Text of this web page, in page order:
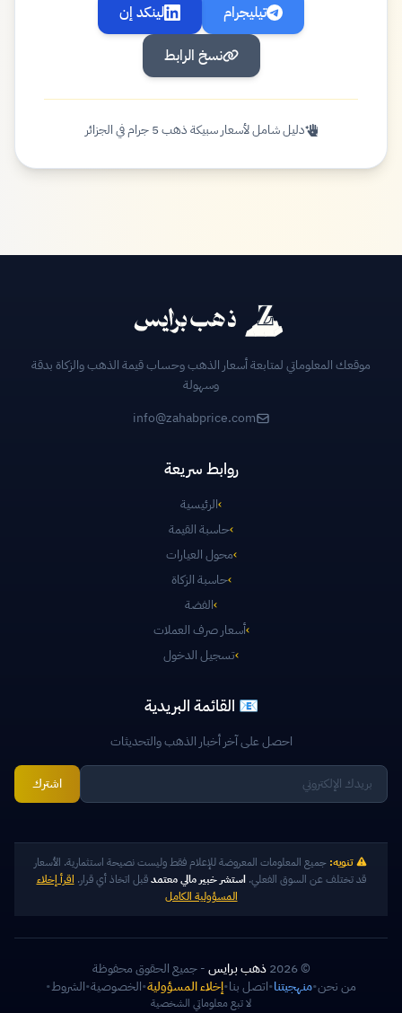
تيليجرام
لينكد إن
نسخ الرابط
دليل شامل لأسعار سبيكة ذهب 5 جرام في الجزائر
موقعك المعلوماتي لمتابعة أسعار الذهب وحساب قيمة الذهب والزكاة بدقة
وسهولة
info@zahabprice.com
روابط سريعة
›الرئيسية
›حاسبة القيمة
›محول العيارات
›حاسبة الزكاة
›الفضة
›أسعار صرف العملات
›تسجيل الدخول
📧 القائمة البريدية
احصل على آخر أخبار الذهب والتحديثات
اشترك
تنويه: جميع المعلومات المعروضة للإعلام فقط وليست نصيحة استثمارية. الأسعار
قد تختلف عن السوق الفعلي.استشر خبير مالي معتمدقبل اتخاذ أي قرار. اقرأ إخلاء
المسؤولية الكامل
© 2026 ذهب برايس- جميع الحقوق محفوظة
من نحن•منهجيتنا•اتصل بنا•إخلاء المسؤولية•الخصوصية•الشروط•
لا تبع معلوماتي الشخصية